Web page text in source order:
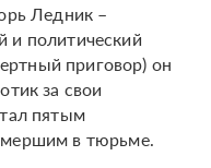
Ледник –
и политический
приговор) он
за свои
пятым
в тюрьме.